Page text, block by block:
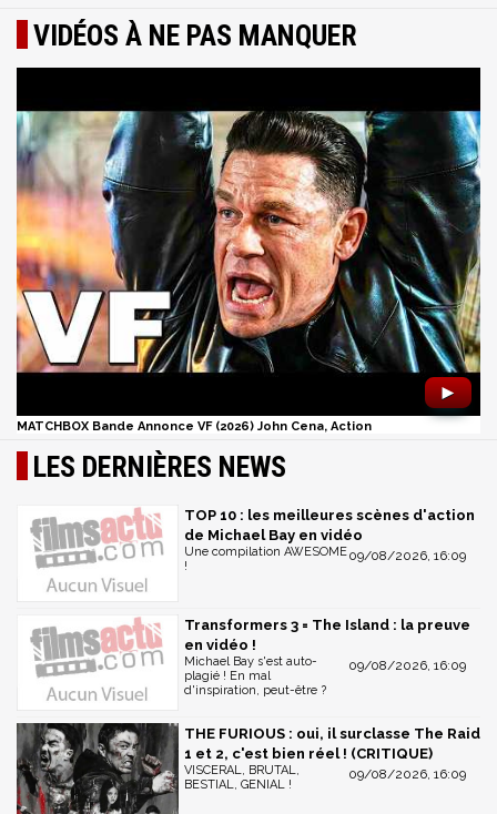
VIDÉOS À NE PAS MANQUER
►
MATCHBOX Bande Annonce VF (2026) John Cena, Action
LES DERNIÈRES NEWS
TOP 10 : les meilleures scènes d'action
de Michael Bay en vidéo
09/08/2026, 16:09
Une compilation AWESOME
!
Transformers 3 = The Island : la preuve
en vidéo !
09/08/2026, 16:09
Michael Bay s'est auto-
plagié ! En mal
d'inspiration, peut-être ?
THE FURIOUS : oui, il surclasse The Raid
1 et 2, c'est bien réel ! (CRITIQUE)
09/08/2026, 16:09
VISCERAL, BRUTAL,
BESTIAL, GENIAL !